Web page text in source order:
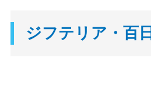
ジフテリア・百